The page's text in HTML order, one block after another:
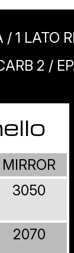
1 LATO
2 /
MIRROR
3050
2070